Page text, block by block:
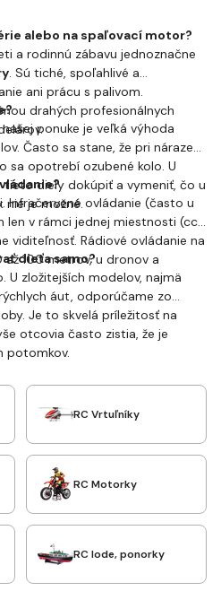
alebo na spaľovací motor?
a rodinnú zábavu jednoznačne
. Sú tiché, spoľahlivé a
ani prácu s palivom.
drahých profesionálnych
ponuke je veľká výhoda
Často sa stane, že pri náraze
sa opotrebí ozubené kolo. U
diely dokúpiť a vymeniť, čo u
nie je možné.
Infračervené ovládanie (často u
len v rámci jednej miestnosti (cca
viditeľnosť. Rádiové ovládanie na
100 metrov, u dronov a
dieťa samo?
U zložitejších modelov, najmä
áut, odporúčame zo
Je to skvelá príležitosť na
otcovia často zistia, že je
potomkov.
RC Vrtuľníky
RC Motorky
RC lode, ponorky